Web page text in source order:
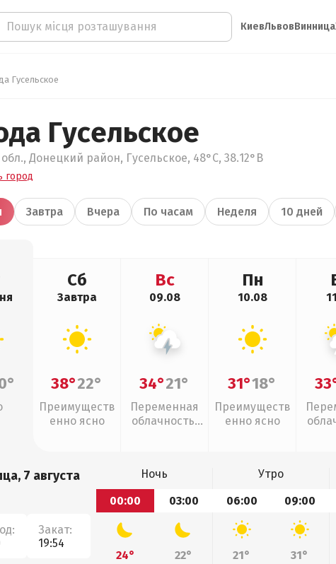
КиевЛьвовВинница
Гусельское
Гусельское
Донецкий район, Гусельское, 48°С, 38.12°В
город
Завтра Вчера По часам Неделя 10 дней
Сб
Завтра
38°22°
Преимуществ
енно ясно
Вс
09.08
34°21°
Переменная
облачность,
Пн
10.08
31°18°
Преимуществ
енно ясно
7 августа
Закат:
19:54
Ночь Утро
00:00
03:00 06:00 09:00
24° 22° 21° 31°